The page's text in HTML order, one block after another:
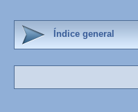
Índice general